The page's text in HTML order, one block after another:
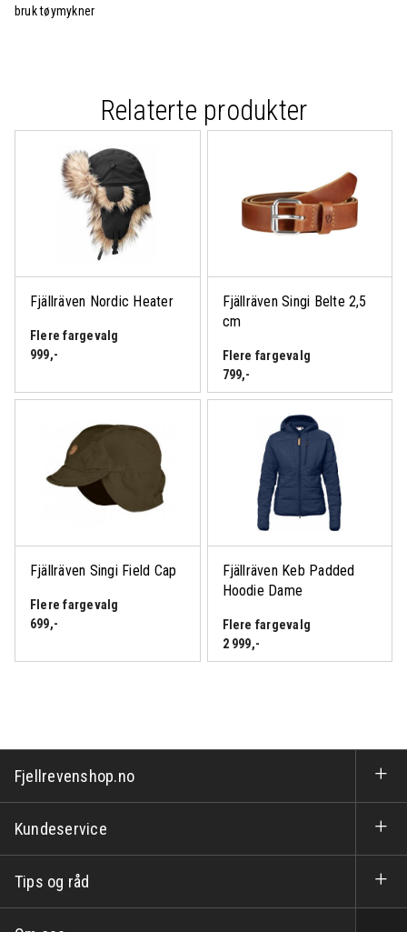
bruk tøymykner
Relaterte produkter
Fjällräven Nordic Heater
Flere fargevalg
999,-
Fjällräven Singi Belte 2,5
cm
Flere fargevalg
799,-
Fjällräven Singi Field Cap
Flere fargevalg
699,-
Fjällräven Keb Padded
Hoodie Dame
Flere fargevalg
2 999,-
Fjellrevenshop.no
Kundeservice
Tips og råd